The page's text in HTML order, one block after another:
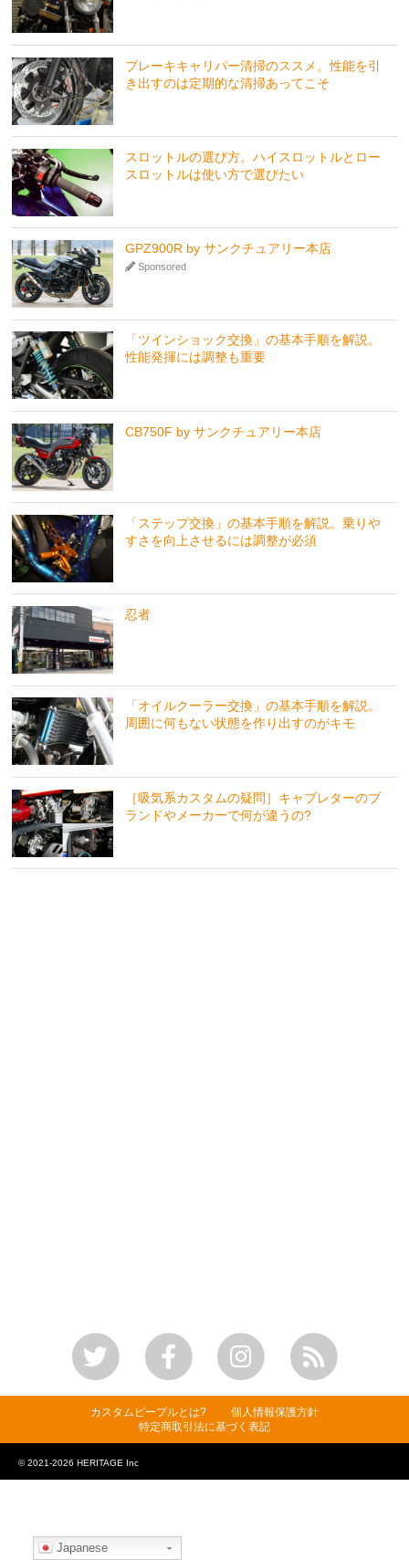
ブレーキキャリパー清掃のススメ。性能を引
き出すのは定期的な清掃あってこそ
スロットルの選び方。ハイスロットルとロー
スロットルは使い方で選びたい
GPZ900R by サンクチュアリー本店
Sponsored
「ツインショック交換」の基本手順を解説。
性能発揮には調整も重要
CB750F by サンクチュアリー本店
「ステップ交換」の基本手順を解説。乗りや
すさを向上させるには調整が必須
忍者
「オイルクーラー交換」の基本手順を解説。
周囲に何もない状態を作り出すのがキモ
［吸気系カスタムの疑問］キャブレターのブ
ランドやメーカーで何が違うの?
カスタムピープルとは?
個人情報保護方針
特定商取引法に基づく表記
© 2021-2026 HERITAGE Inc
Japanese